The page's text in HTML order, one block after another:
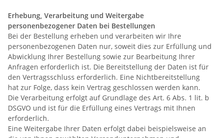
Erhebung, Verarbeitung und Weitergabe
personenbezogener Daten bei Bestellungen
Bei der Bestellung erheben und verarbeiten wir Ihre
personenbezogenen Daten nur, soweit dies zur Erfüllung und
Abwicklung Ihrer Bestellung sowie zur Bearbeitung Ihrer
Anfragen erforderlich ist. Die Bereitstellung der Daten ist für
den Vertragsschluss erforderlich. Eine Nichtbereitstellung
hat zur Folge, dass kein Vertrag geschlossen werden kann.
Die Verarbeitung erfolgt auf Grundlage des Art. 6 Abs. 1 lit. b
DSGVO und ist für die Erfüllung eines Vertrags mit Ihnen
erforderlich.
Eine Weitergabe Ihrer Daten erfolgt dabei beispielsweise an